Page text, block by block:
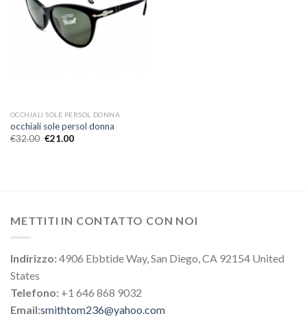
OCCHIALI SOLE PERSOL DONNA
occhiali sole persol donna
€32.00 €21.00
METTITI IN CONTATTO CON NOI
Indirizzo:4906 Ebbtide Way, San Diego, CA 92154 United
States
Telefono: +1 646 868 9032
Email:smithtom236@yahoo.com